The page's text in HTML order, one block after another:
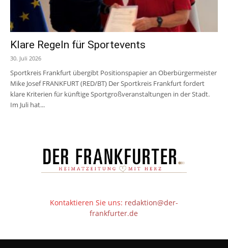
Klare Regeln für Sportevents
30. Juli 2026
Sportkreis Frankfurt übergibt Positionspapier an Oberbürgermeister
Mike Josef FRANKFURT (RED/BT) Der Sportkreis Frankfurt fordert
klare Kriterien für künftige Sportgroßveranstaltungen in der Stadt.
Im Juli hat...
Kontaktieren Sie uns: redaktion@der-
frankfurter.de